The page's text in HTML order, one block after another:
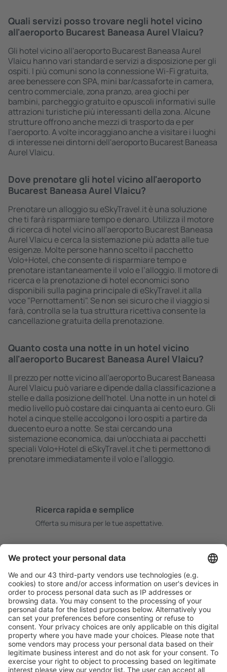
Quali servizi posso trovare negli hotel vicino
all'aeroporto Bucarest Baneasa Aurel Vlaicu?
Gli hotel vicino all'aeroporto Bucarest Baneasa Aurel
Vlaicu hanno vari standard e servizi a disposizione per gli
ospiti. I più comuni sono la connessione Wi-Fi gratuita,
aree benessere con SPA, mini bar/cassaforte in camera,
centro commerciale, zona pranzo, area giochi per
bambini, parcheggio gratuito e opuscoli informativi sulle
attrazioni turistiche più interessanti della zona. Alcune
strutture offrono anche mezzi di trasporto da e per
l'aeroporto. A volte incoraggiano anche a visitare i luoghi
di interesse nei dintorni dell'aeroporto Bucarest Baneasa
Aurel Vlaicu.
Dove prenotare gli hotel vicino all'aeroporto
Bucarest Baneasa Aurel Vlaicu?
Prenotare un alloggio su eSkyTravel.it è una soluzione
che ti farà risparmiare tempo e denaro. Utilizza il motore
di ricerca di hotel vicino all'aeroporto Bucarest Baneasa
Aurel Vlaicu e cerca la sistemazione più adatta alle tue
esigenze. Molte persone hanno scelto il pacchetto
Volo+Hotel, che consente di risparmiare tempo e
prenotare istantaneamente il volo e l’alloggio. Il motore di
ricerca e la prenotazione di hotel economici sono
disponibili sulla pagina principale di eSkyTravel.it alla
voce "Pernottamenti". Se non sei sicuro che il viaggio si
farà, controlla se la tua struttura ricettiva consente la
cancellazione gratuita della prenotazione.
Quanto costa una notte in un hotel vicino
all'aeroporto Bucarest Baneasa Aurel Vlaicu?
Il prezzo per notte vicino all'aeroporto Bucarest Baneasa
Aurel Vlaicu può variare e dipende dalla classificazione a
stelle e dalla posizione dell'hotel. Una notte in un hotel di
medio livello può costare dai cinquanta ai cento euro. Gli
hotel a cinque stelle accolgono i loro ospiti a partire da
duecento euro a notte. Se stai cercando una
sistemazione economica, dai un'occhiata ai pacchetti
speciali Volo+Hotel di eSkyTravel.it che ti permettono di
prenotare immediatamente il volo e l'alloggio.
Ricerca rapida e semplice
Offerta su misura per le tue aspettative.
Pianifica in sicurezza
cancellazione gratuita.
Risparmia di più
Prezzi attraenti e offerte speciali per gli utenti registrati.
L’alloggio che ti piace
Scegli tra oltre 1,3 milioni di strutture: hotel, lodge,
appartamenti e altri.